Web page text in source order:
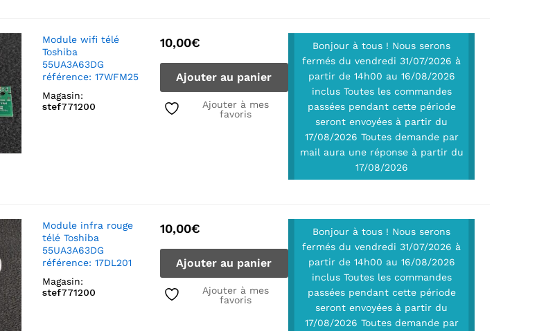
Module wifi télé
Toshiba
55UA3A63DG
référence: 17WFM25
Magasin:
stef771200
10,00€
Ajouter au panier
Ajouter à mes
favoris
Bonjour à tous ! Nous serons
fermés du vendredi 31/07/2026 à
partir de 14h00 au 16/08/2026
inclus Toutes les commandes
passées pendant cette période
seront envoyées à partir du
17/08/2026 Toutes demande par
mail aura une réponse à partir du
17/08/2026
Module infra rouge
télé Toshiba
55UA3A63DG
référence: 17DL201
Magasin:
stef771200
10,00€
Ajouter au panier
Ajouter à mes
favoris
Bonjour à tous ! Nous serons
fermés du vendredi 31/07/2026 à
partir de 14h00 au 16/08/2026
inclus Toutes les commandes
passées pendant cette période
seront envoyées à partir du
17/08/2026 Toutes demande par